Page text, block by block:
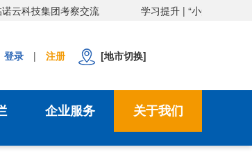
技集团考察交流 学习提升 | “小知识”传递“大
登录 | 注册 [地市切换]
企业服务
关于我们